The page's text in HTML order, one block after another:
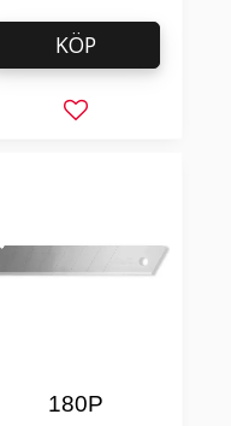
Lägg till i
KÖP
180P